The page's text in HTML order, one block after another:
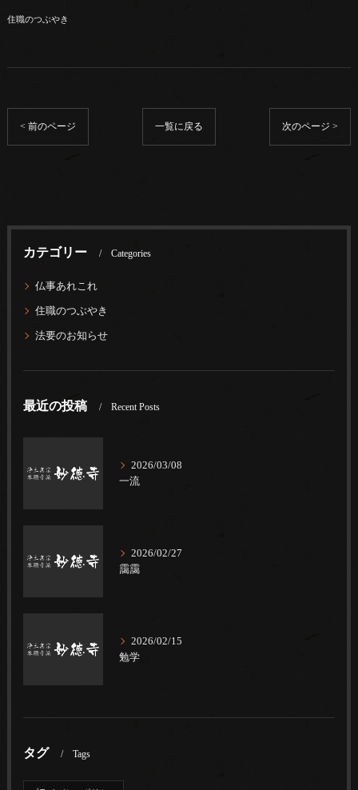
住職のつぶやき
< 前のページ 一覧に戻る 次のページ >
カテゴリー Categories
仏事あれこれ
住職のつぶやき
法要のお知らせ
最近の投稿 Recent Posts
2026/03/08
一流
2026/02/27
靄靄
2026/02/15
勉学
タグ Tags